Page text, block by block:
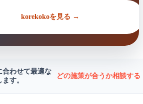
korekokoを見る →
合わせて最適な
す。
どの施策が合うか相談す